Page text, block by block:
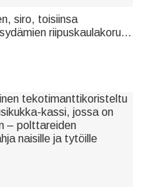
siro, toisiinsa
riipuskaulakoru,
teksti – hääpäivä-,
naisille